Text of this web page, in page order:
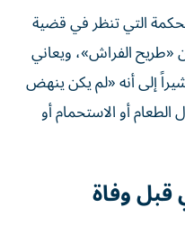
التي تنظر في قضية
«طريح الفراش»، ويعاني
إلى أنه «لم يكن ينهض
أو الاستحمام أو
قبل وفاة